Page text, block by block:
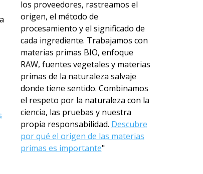
los proveedores, rastreamos el
origen, el método de
procesamiento y el significado de
cada ingrediente. Trabajamos con
materias primas BIO, enfoque
RAW, fuentes vegetales y materias
primas de la naturaleza salvaje
donde tiene sentido. Combinamos
el respeto por la naturaleza con la
ciencia, las pruebas y nuestra
propia responsabilidad. Descubre
por qué el origen de las materias
primas es importante"